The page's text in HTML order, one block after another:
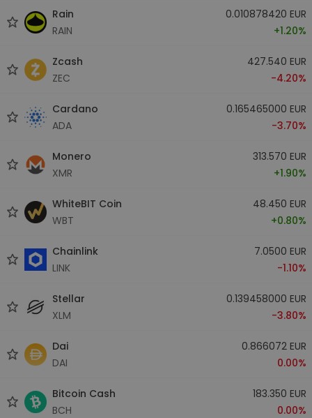
Rain
RAIN
0.010878420 EUR
+1.20%
Zcash
ZEC
427.540 EUR
-4.20%
Cardano
ADA
0.165465000 EUR
-3.70%
Monero
XMR
313.570 EUR
+1.90%
WhiteBIT Coin
WBT
48.450 EUR
+0.80%
Chainlink
LINK
7.0500 EUR
-1.10%
Stellar
XLM
0.139458000 EUR
-3.80%
Dai
DAI
0.866072 EUR
0.00%
Bitcoin Cash
BCH
183.350 EUR
0.00%